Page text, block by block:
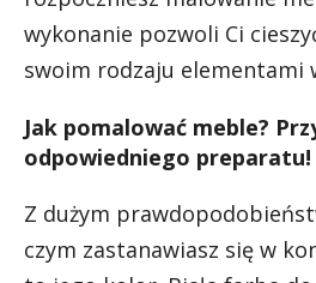
wykonanie pozwoli Ci
swoim rodzaju elementami
Jak pomalować meble?
odpowiedniego preparatu!
Z dużym
czym zastanawiasz się w